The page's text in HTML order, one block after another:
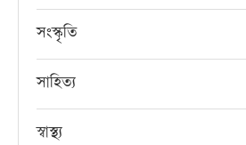
সংস্কৃতি
সাহিত্য
স্বাস্থ্য